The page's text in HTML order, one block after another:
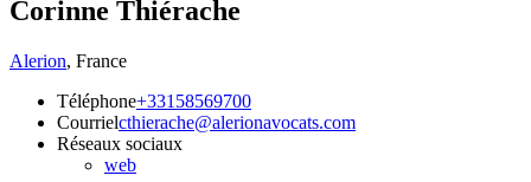
Corinne Thiérache
Alerion, France
Téléphone+33158569700
Courrielcthierache@alerionavocats.com
Réseaux sociaux
web